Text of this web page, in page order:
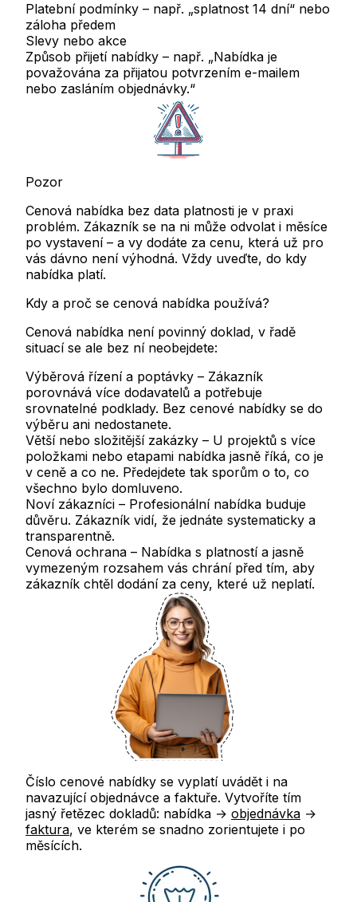
Platební podmínky – např. „splatnost 14 dní“ nebo
záloha předem
Slevy nebo akce
Způsob přijetí nabídky – např. „Nabídka je
považována za přijatou potvrzením e-mailem
nebo zasláním objednávky.“
Pozor
Cenová nabídka bez data platnosti je v praxi
problém. Zákazník se na ni může odvolat i měsíce
po vystavení – a vy dodáte za cenu, která už pro
vás dávno není výhodná. Vždy uveďte, do kdy
nabídka platí.
Kdy a proč se cenová nabídka používá?
Cenová nabídka není povinný doklad, v řadě
situací se ale bez ní neobejdete:
Výběrová řízení a poptávky – Zákazník
porovnává více dodavatelů a potřebuje
srovnatelné podklady. Bez cenové nabídky se do
výběru ani nedostanete.
Větší nebo složitější zakázky – U projektů s více
položkami nebo etapami nabídka jasně říká, co je
v ceně a co ne. Předejdete tak sporům o to, co
všechno bylo domluveno.
Noví zákazníci – Profesionální nabídka buduje
důvěru. Zákazník vidí, že jednáte systematicky a
transparentně.
Cenová ochrana – Nabídka s platností a jasně
vymezeným rozsahem vás chrání před tím, aby
zákazník chtěl dodání za ceny, které už neplatí.
Číslo cenové nabídky se vyplatí uvádět i na
navazující objednávce a faktuře. Vytvoříte tím
jasný řetězec dokladů: nabídka → objednávka →
faktura, ve kterém se snadno zorientujete i po
měsících.